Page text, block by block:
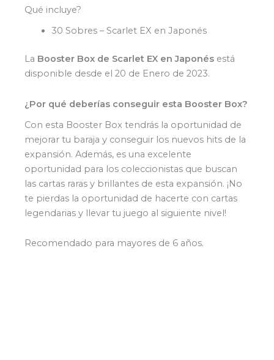
Qué incluye?
30 Sobres – Scarlet EX en Japonés
La Booster Box de Scarlet EX en Japonés está
disponible desde el 20 de Enero de 2023.
¿Por qué deberías conseguir esta Booster Box?
Con esta Booster Box tendrás la oportunidad de
mejorar tu baraja y conseguir los nuevos hits de la
expansión. Además, es una excelente
oportunidad para los coleccionistas que buscan
las cartas raras y brillantes de esta expansión. ¡No
te pierdas la oportunidad de hacerte con cartas
legendarias y llevar tu juego al siguiente nivel!
Recomendado para mayores de 6 años.